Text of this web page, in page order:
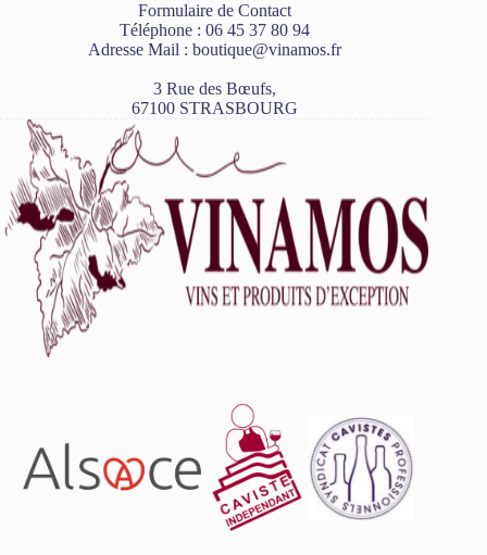
Formulaire de Contact
Téléphone : 06 45 37 80 94
Adresse Mail : boutique@vinamos.fr
3 Rue des Bœufs,
67100 STRASBOURG